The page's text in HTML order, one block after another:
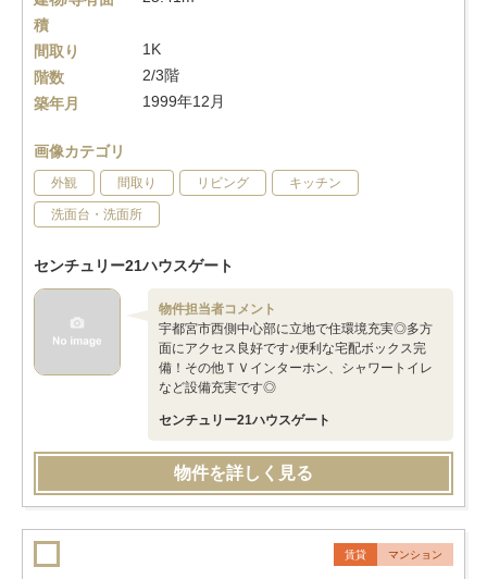
積
間取り
1K
階数
2/3階
築年月
1999年12月
画像カテゴリ
外観 間取り リビング キッチン
洗面台・洗面所
センチュリー21ハウスゲート
物件担当者コメント
宇都宮市西側中心部に立地で住環境充実◎多方
面にアクセス良好です♪便利な宅配ボックス完
備！その他ＴＶインターホン、シャワートイレ
など設備充実です◎
センチュリー21ハウスゲート
物件を詳しく見る
賃貸 マンション